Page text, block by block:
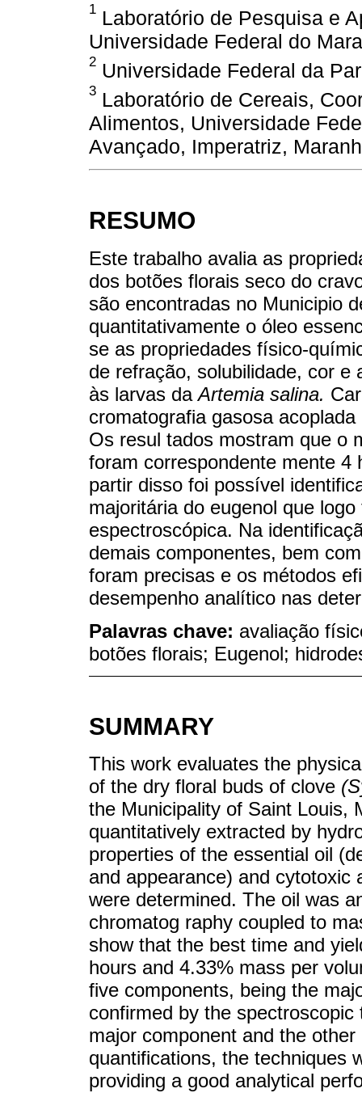
1 Laboratório de Pesquisa e
Universidade Federal do
2 Universidade Federal da
3 Laboratório de Cereais,
Alimentos, Universidade
Avançado, Imperatriz,
RESUMO
Este trabalho avalia as
dos botões florais seco do
são encontradas no Municipio
quantitativamente o óleo
se as propriedades físico-
de refração, solubilidade, cor e
às larvas daArtemia salina.
cromatografia gasosa
Os resul tados mostram que o
foram correspondente mente 4
partir disso foi possível
majoritária do eugenol que
espectroscópica. Na
demais componentes, bem
foram precisas e os métodos
desempenho analítico nas
Palavras chave: avaliação
botões florais; Eugenol;
SUMMARY
This work evaluates the
of the dry floral buds of clove
the Municipality of Saint Louis,
quantitatively extracted by
properties of the essential oil
and appearance) and
were determined. The oil was
chromatog raphy coupled to
show that the best time and
hours and 4.33% mass per
five components, being the
confirmed by the
major component and the
quantifications, the techniques
providing a good analytical